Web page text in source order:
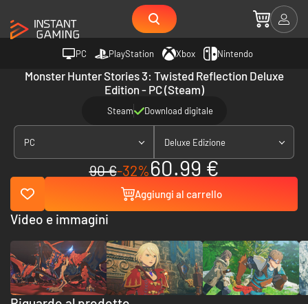
PC PlayStation Xbox Nintendo
Monster Hunter Stories 3: Twisted Reflection Deluxe
Edition - PC (Steam)
Steam Download digitale
PC Deluxe Edizione
90 €-32%60.99 €
Aggiungi al carrello
Video e immagini